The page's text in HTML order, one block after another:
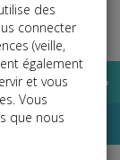
des
connecter
(veille,
également
et vous
Vous
que nous